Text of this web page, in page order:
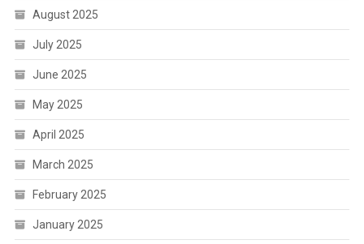
August 2025
July 2025
June 2025
May 2025
April 2025
March 2025
February 2025
January 2025